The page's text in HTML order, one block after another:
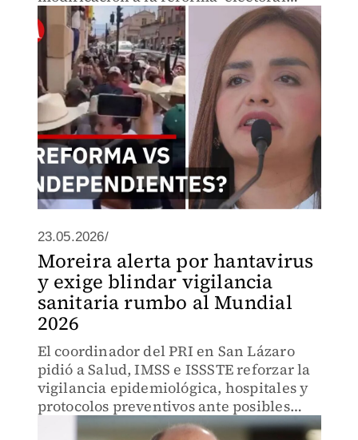
tiene una dedicatoria directa para
frenar el crecimiento de su organización
en el estado de Michoacán.
23.05.2026/
Moreira alerta por hantavirus
y exige blindar vigilancia
sanitaria rumbo al Mundial
2026
El coordinador del PRI en San Lázaro
pidió a Salud, IMSS e ISSSTE reforzar la
vigilancia epidemiológica, hospitales y
protocolos preventivos ante posibles
casos de hantavirus en México.